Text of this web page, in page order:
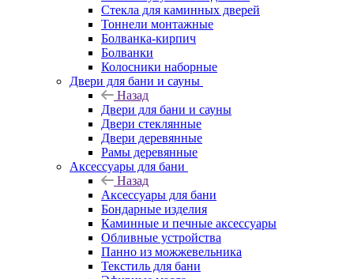
Стекла для каминных дверей
Тоннели монтажные
Болванка-кирпич
Болванки
Колосники наборные
Двери для бани и сауны
Назад
Двери для бани и сауны
Двери стеклянные
Двери деревянные
Рамы деревянные
Аксессуары для бани
Назад
Аксессуары для бани
Бондарные изделия
Каминные и печные аксессуары
Обливные устройства
Панно из можжевельника
Текстиль для бани